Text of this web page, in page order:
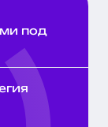
под